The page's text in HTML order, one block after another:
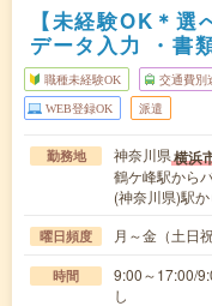
【未経験OK＊選
データ入力 ・書
職種未経験OK 交通費別
WEB登録OK 派遣
勤務地 神奈川県横浜
鶴ケ峰駅から
(神奈川県)駅
曜日頻度 月～金（土日
時間
9:00～17:00/
し